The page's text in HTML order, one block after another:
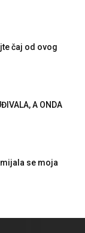
čaj od ovog
A ONDA
se moja